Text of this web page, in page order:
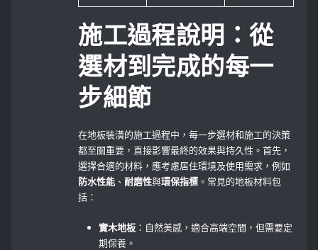
施工過程說明：從
選材到完成的每一
步細節
在地板裝潢的施工過程中，每一步選材和施工的決策
都至關重要，直接影響最終的效果與持久性。首先，
選擇合適的材料，應考慮居住環境及使用需求，例如
防水性能 、耐磨性與環保指標 。常見的地板材料包
括：
實木地板 ：自然美感，適合高端空間，但需要定
期保養。